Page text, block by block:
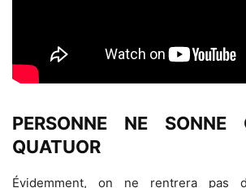
PERSONNE NE SONNE
QUATUOR
Évidemment, on ne rentrera pas